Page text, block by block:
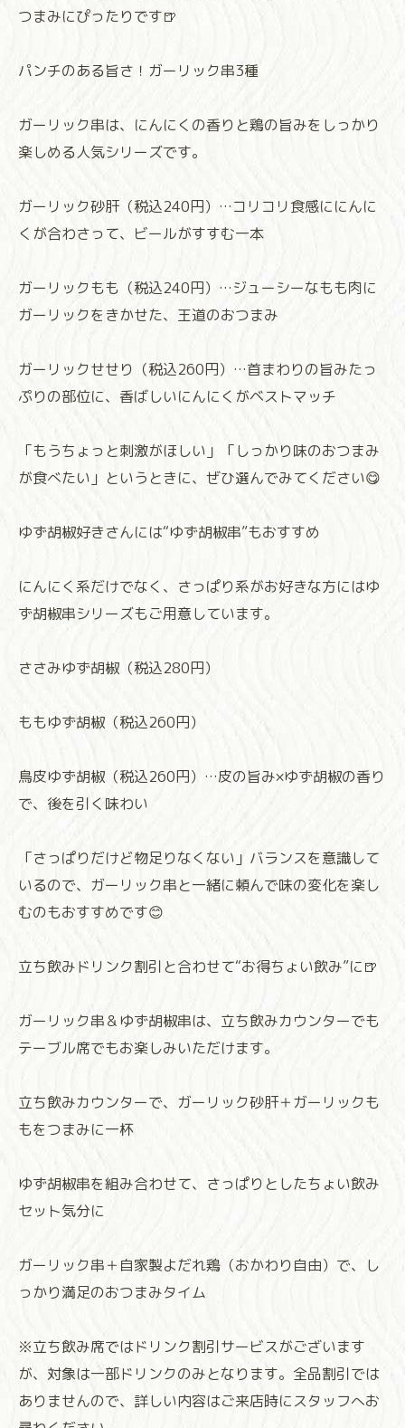
つまみにぴったりです🍺
パンチのある旨さ！ガーリック串3種
ガーリック串は、にんにくの香りと鶏の旨みをしっかり
楽しめる人気シリーズです。
ガーリック砂肝（税込240円）…コリコリ食感ににんに
くが合わさって、ビールがすすむ一本
ガーリックもも（税込240円）…ジューシーなもも肉に
ガーリックをきかせた、王道のおつまみ
ガーリックせせり（税込260円）…首まわりの旨みたっ
ぷりの部位に、香ばしいにんにくがベストマッチ
「もうちょっと刺激がほしい」「しっかり味のおつまみ
が食べたい」というときに、ぜひ選んでみてください😋
ゆず胡椒好きさんには“ゆず胡椒串”もおすすめ
にんにく系だけでなく、さっぱり系がお好きな方にはゆ
ず胡椒串シリーズもご用意しています。
ささみゆず胡椒（税込280円）
ももゆず胡椒（税込260円）
鳥皮ゆず胡椒（税込260円）…皮の旨み×ゆず胡椒の香り
で、後を引く味わい
「さっぱりだけど物足りなくない」バランスを意識して
いるので、ガーリック串と一緒に頼んで味の変化を楽し
むのもおすすめです😊
立ち飲みドリンク割引と合わせて“お得ちょい飲み”に🍺
ガーリック串＆ゆず胡椒串は、立ち飲みカウンターでも
テーブル席でもお楽しみいただけます。
立ち飲みカウンターで、ガーリック砂肝＋ガーリックも
もをつまみに一杯
ゆず胡椒串を組み合わせて、さっぱりとしたちょい飲み
セット気分に
ガーリック串＋自家製よだれ鶏（おかわり自由）で、し
っかり満足のおつまみタイム
※立ち飲み席ではドリンク割引サービスがございます
が、対象は一部ドリンクのみとなります。全品割引では
ありませんので、詳しい内容はご来店時にスタッフへお